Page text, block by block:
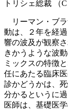
トリシェ総裁 （
リーマン・ブラ
動は、２年を経
響の波及が観察
きかうような波
ミックスの特徴
任にあたる臨床
診かどうかは、
分かるというに
医師は、基礎医